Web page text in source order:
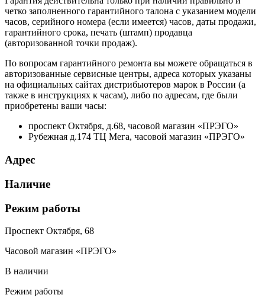
четко заполненного гарантийного талона с указанием модели
часов, серийного номера (если имеется) часов, даты продажи,
гарантийного срока, печать (штамп) продавца
(авторизованной точки продаж).
По вопросам гарантийного ремонта вы можете обращаться в
авторизованные сервисные центры, адреса которых указаны
на официальных сайтах дистрибьютеров марок в России (а
также в инструкциях к часам), либо по адресам, где были
приобретены ваши часы:
проспект Октября, д.68, часовой магазин «ПРЭГО»
Рубежная д.174 ТЦ Мега, часовой магазин «ПРЭГО»
Адрес
Наличие
Режим работы
Проспект Октября, 68
Часовой магазин «ПРЭГО»
В наличии
Режим работы